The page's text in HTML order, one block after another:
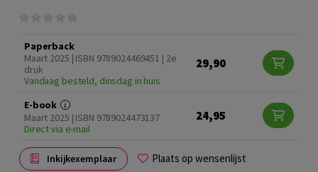
Paperback
Maart 2025 | ISBN 9789024469451 | 2e
druk
Vandaag besteld, dinsdag in huis
29,90
E-book
Maart 2025 | ISBN 9789024473137
Direct via e-mail
24,95
Inkijkexemplaar Plaats op wensenlijst